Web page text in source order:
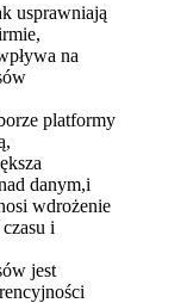
usprawniają
na
platformy
danym,i
wdrożenie
i
jest